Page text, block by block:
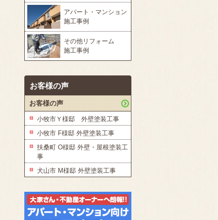
アパート・マンション
施工事例
その他リフォーム
施工事例
お客様の声
お客様の声
小牧市Ｙ様邸 外壁塗装工事
小牧市 F様邸 外壁塗装工事
扶桑町 O様邸 外壁・屋根塗装工
事
犬山市 M様邸 外壁塗装工事